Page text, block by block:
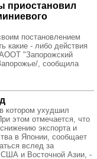
приостановил
постановлением
какие - либо действия
АООТ "Запорожский
, сообщила
котором ухудшил
этом отмечается, что
экспорта и
в Японии, сообщает
вслед за
США и Восточной Азии, -